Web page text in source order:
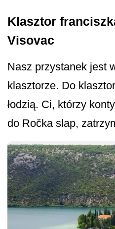
Klasztor
Visovac
Nasz przystanek jest
klasztorze. Do
łodzią. Ci, którzy
do Ročka slap,